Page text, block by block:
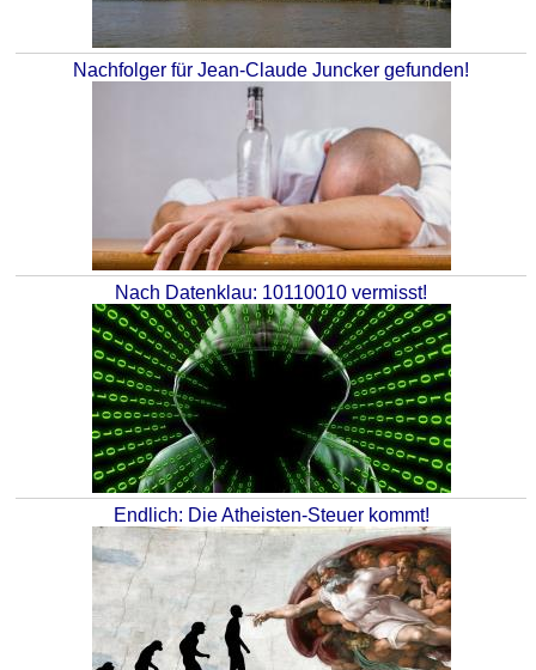
Nachfolger für Jean-Claude Juncker gefunden!
Nach Datenklau: 10110010 vermisst!
Endlich: Die Atheisten-Steuer kommt!